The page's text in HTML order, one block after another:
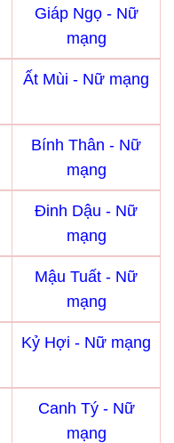
Giáp Ngọ - Nữ
mạng
Ất Mùi - Nữ mạng
Bính Thân - Nữ
mạng
Đinh Dậu - Nữ
mạng
Mậu Tuất - Nữ
mạng
Kỷ Hợi - Nữ mạng
Canh Tý - Nữ
mạng